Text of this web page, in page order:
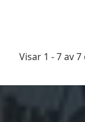
Visar 1 - 7 av